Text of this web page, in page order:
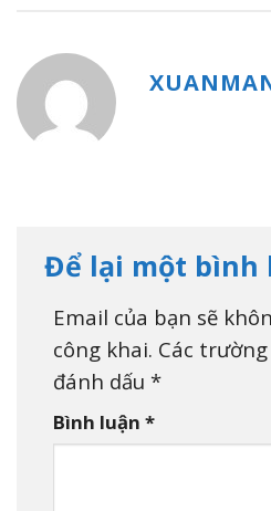
Để lại một bình
Email của bạn sẽ
công khai. Các
đánh dấu *
Bình luận *